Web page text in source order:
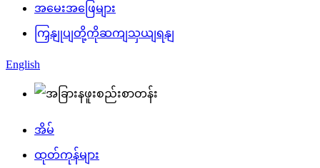
အမေးအဖြေများ
ကြှနျုပျတို့ကိုဆကျသှယျရနျ
English
အိမ်
ထုတ်ကုန်များ